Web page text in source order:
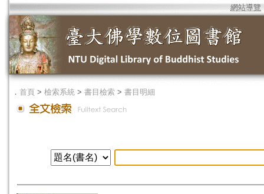
網站導覽
． 首頁 > 檢索系統 > 書目檢索 > 書目明細